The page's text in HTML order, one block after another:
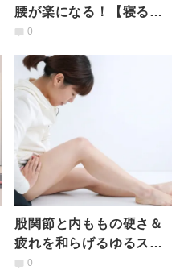
腰が楽になる！【寝る前
１分】ベッドでできる腰
0
股関節と内ももの硬さ＆
疲れを和らげるゆるスト
レッチ「寝る前にたった1
0